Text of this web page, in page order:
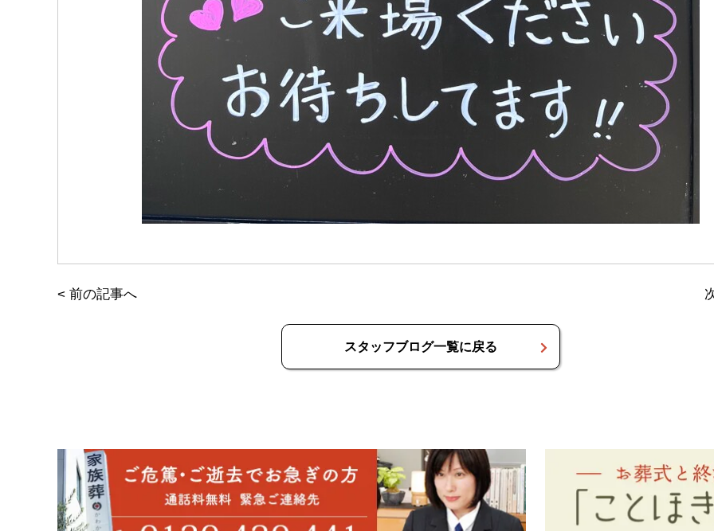
< 前の記事へ
スタッフブログ一覧に戻る